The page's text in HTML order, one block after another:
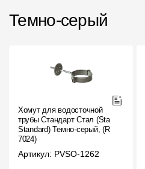
Темно-серый
Хомут для водосточной
трубы Стандарт Стал (Stal
Standard) Темно-серый, (RAL
7024)
Артикул: PVSO-1262